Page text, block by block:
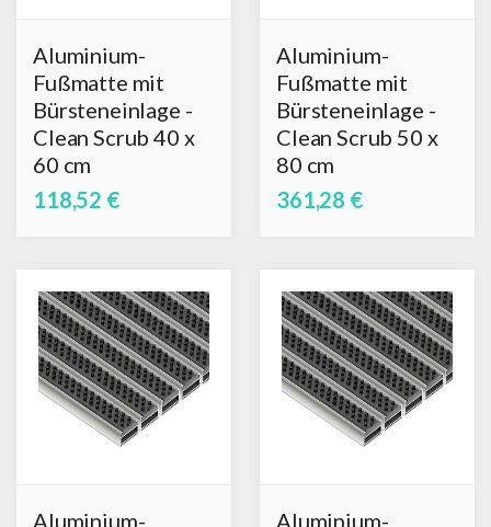
Aluminium-
Fußmatte mit
Bürsteneinlage -
Clean Scrub 40 x
60 cm
118,52 €
Aluminium-
Fußmatte mit
Bürsteneinlage -
Clean Scrub 50 x
80 cm
361,28 €
Aluminium-
Aluminium-